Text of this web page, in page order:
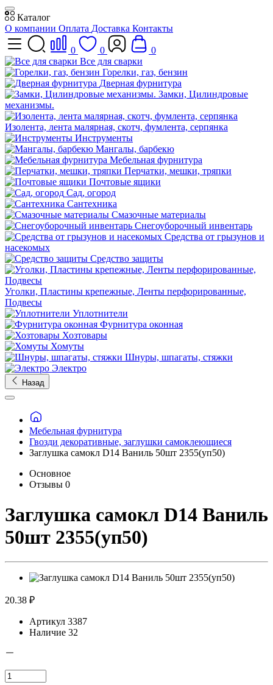
Каталог
О компании Оплата Доставка Контакты
0 0
0
Все для сварки
Горелки, газ, бензин
Дверная фурнитура
Замки, Цилиндровые
механизмы.
Изолента, лента малярная, скотч, фумлента, серпянка
Инструменты
Мангалы, барбекю
Мебельная фурнитура
Перчатки, мешки, тряпки
Почтовые ящики
Сад, огород
Сантехника
Смазочные материалы
Снегоуборочный инвентарь
Средства от грызунов и
насекомых
Средство защиты
Уголки, Пластины крепежные, Ленты перфорированные,
Подвесы
Уплотнители
Фурнитура оконная
Хозтовары
Хомуты
Шнуры, шпагаты, стяжки
Электро
Назад
Мебельная фурнитура
Гвозди декоративные, заглушки самоклеющиеся
Заглушка самокл D14 Ваниль 50шт 2355(уп50)
Основное
Отзывы 0
Заглушка самокл D14 Ваниль
50шт 2355(уп50)
20.38 ₽
Артикул 3387
Наличие 32